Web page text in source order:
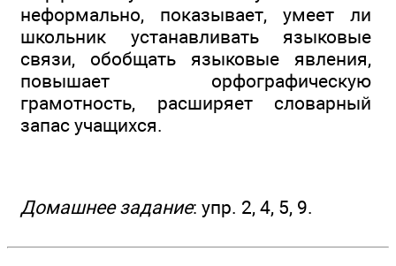
неформально, показывает, умеет ли
школьник устанавливать языковые
связи, обобщать языковые явления,
повышает орфографическую
грамотность, расширяет словарный
запас учащихся.
Домашнее задание: упр. 2, 4, 5, 9.